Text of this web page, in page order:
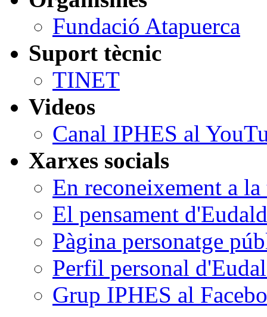
Fundació Atapuerca
Suport tècnic
TINET
Videos
Canal IPHES al
Xarxes socials
En reconeixement a
El pensament
Pàgina personatge
Perfil personal
Grup IPHES al